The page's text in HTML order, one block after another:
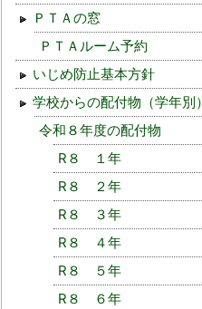
ＰＴＡの窓
ＰＴＡルーム予約
いじめ防止基本方針
学校からの配付物（学年別）
令和８年度の配付物
R８ １年
R８ ２年
R８ ３年
R８ ４年
R８ ５年
R８ ６年